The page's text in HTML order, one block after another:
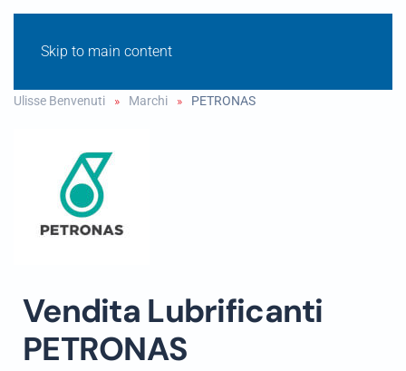
Skip to main content
Ulisse Benvenuti Marchi PETRONAS
Vendita Lubrificanti
PETRONAS